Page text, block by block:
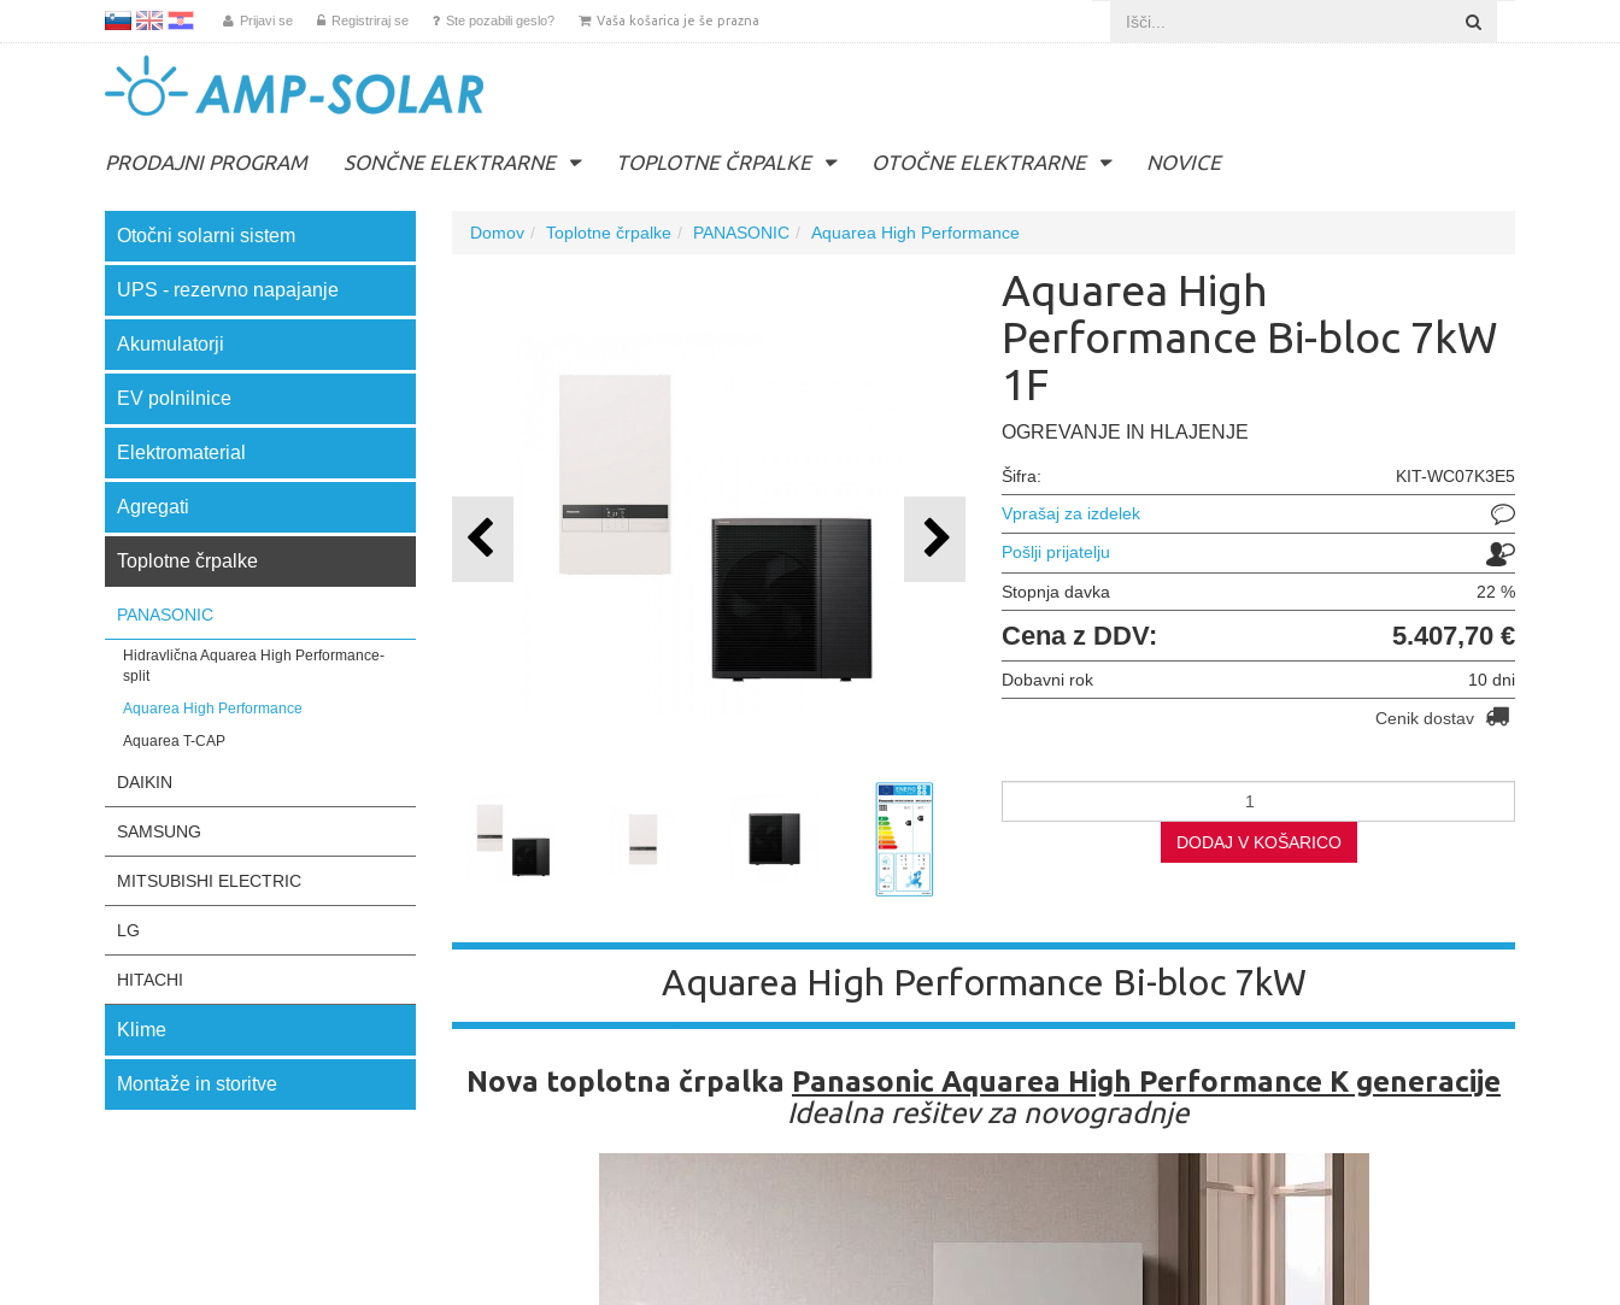
Prijavi se Registriraj se Ste pozabili geslo? Vaša košarica je še prazna
PRODAJNI PROGRAM SONČNE ELEKTRARNE TOPLOTNE ČRPALKE OTOČNE ELEKTRARNE NOVICE
Otočni solarni sistem
UPS - rezervno napajanje
Akumulatorji
EV polnilnice
Elektromaterial
Agregati
Toplotne črpalke
PANASONIC
Hidravlična Aquarea High Performance-
split
Aquarea High Performance
Aquarea T-CAP
DAIKIN
SAMSUNG
MITSUBISHI ELECTRIC
LG
HITACHI
Klime
Montaže in storitve
Domov Toplotne črpalke PANASONIC Aquarea High Performance
Aquarea High
Performance Bi-bloc 7kW
1F
OGREVANJE IN HLAJENJE
Šifra:
KIT-WC07K3E5
Vprašaj za izdelek
Pošlji prijatelju
Stopnja davka 22 %
Cena z DDV: 5.407,70 €
Dobavni rok
10 dni
Cenik dostav
DODAJ V KOŠARICO
Aquarea High Performance Bi-bloc 7kW
Nova toplotna črpalka Panasonic Aquarea High Performance K generacije
Idealna rešitev za novogradnje